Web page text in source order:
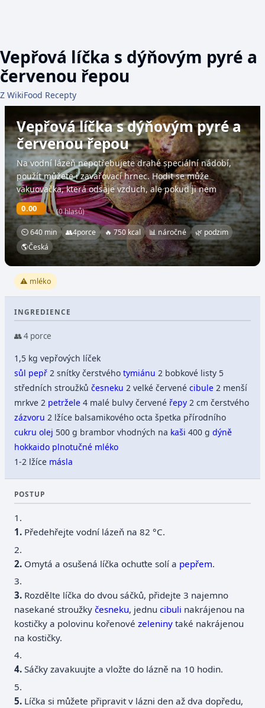
Vepřová líčka s dýňovým pyré a
červenou řepou
Z WikiFood Recepty
Vepřová líčka s dýňovým pyré a
červenou řepou
Na vodní lázeň nepotřebujete drahé speciální nádobí,
použít můžete i zavařovací hrnec. Hodit se může
vakuovačka, která odsaje vzduch, ale pokud ji nem
0.00 (0 hlasů)
⏲ 640 min 👥4porce 🔥 750 kcal 📊 náročné
🌿 podzim
🌎Česká
⚠️ mléko
INGREDIENCE
👥 4 porce
1,5 kg vepřových líček
sůl pepř 2 snítky čerstvéhotymiánu 2 bobkové listy 5
středních stroužkůčesneku 2 velké červenécibule 2 menší
mrkve 2 petržele 4 malé bulvy červené řepy 2 cm čerstvého
zázvoru 2 lžíce balsamikového octa špetka přírodního
cukru olej 500 g brambor vhodných na kaši 400 gdýně
hokkaido plnotučné mléko
1-2 lžíce másla
POSTUP
1.
Předehřejte vodní lázeň na 82 °C.
2.
Omytá a osušená líčka ochuťte solí a pepřem.
3.
Rozdělte líčka do dvou sáčků, přidejte 3 najemno
nasekané stroužkyčesneku, jednucibuli nakrájenou na
kostičky a polovinu kořenovézeleniny také nakrájenou
na kostičky.
4.
Sáčky zavakuujte a vložte do lázně na 10 hodin.
5.
Líčka si můžete připravit v lázni den až dva dopředu,